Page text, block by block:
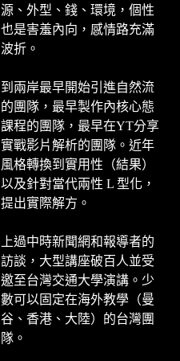
源、外型、錢、環境，個性
也是害羞內向，感情路充滿
波折。
到兩岸最早開始引進自然流
的團隊，最早製作內核心態
課程的團隊，最早在YT分享
實戰影片解析的團隊。近年
風格轉換到實用性（結果）
以及針對當代兩性 L 型化，
提出實際解方。
上過中時新聞網和報導者的
訪談，大型講座破百人並受
邀至台灣交通大學演講。少
數可以固定在海外教學（曼
谷、香港、大陸）的台灣團
隊。